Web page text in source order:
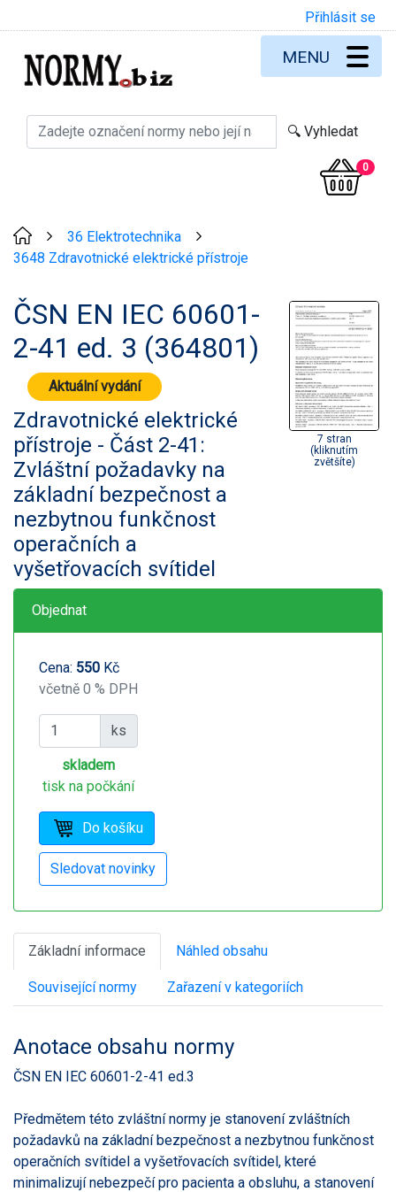
Přihlásit se
0
MENU
36 Elektrotechnika
3648 Zdravotnické elektrické přístroje
ČSN EN IEC 60601-
2-41 ed. 3 (364801)
Aktuální vydání
Zdravotnické elektrické
přístroje - Část 2-41:
Zvláštní požadavky na
základní bezpečnost a
nezbytnou funkčnost
operačních a
vyšetřovacích svítidel
7 stran
(kliknutím
zvětšíte)
Objednat
Cena: 550 Kč
včetně 0 % DPH
ks
skladem
tisk na počkání
Základní informace Náhled obsahu
Související normy Zařazení v kategoriích
Anotace obsahu normy
ČSN EN IEC 60601-2-41 ed.3
Předmětem této zvláštní normy je stanovení zvláštních
požadavků na základní bezpečnost a nezbytnou funkčnost
operačních svítidel a vyšetřovacích svítidel, které
minimalizují nebezpečí pro pacienta a obsluhu, a stanovení